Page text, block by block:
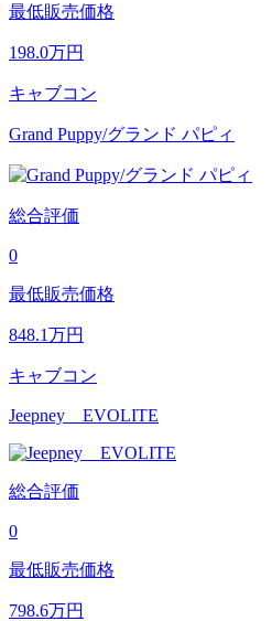
最低販売価格
198.0万円
キャブコン
Grand Puppy/グランド パピィ
総合評価
0
最低販売価格
848.1万円
キャブコン
Jeepney EVOLITE
総合評価
0
最低販売価格
798.6万円